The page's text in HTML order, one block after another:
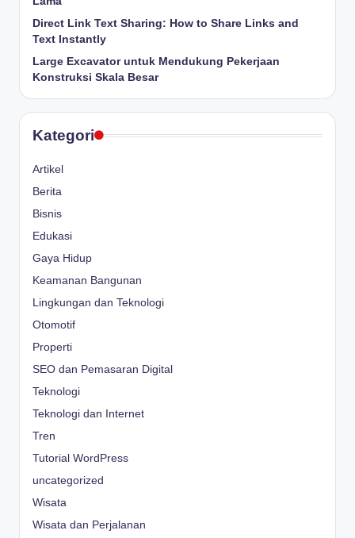
Direct Link Text Sharing: How to Share Links and
Text Instantly
Large Excavator untuk Mendukung Pekerjaan
Konstruksi Skala Besar
Kategori
Artikel
Berita
Bisnis
Edukasi
Gaya Hidup
Keamanan Bangunan
Lingkungan dan Teknologi
Otomotif
Properti
SEO dan Pemasaran Digital
Teknologi
Teknologi dan Internet
Tren
Tutorial WordPress
uncategorized
Wisata
Wisata dan Perjalanan